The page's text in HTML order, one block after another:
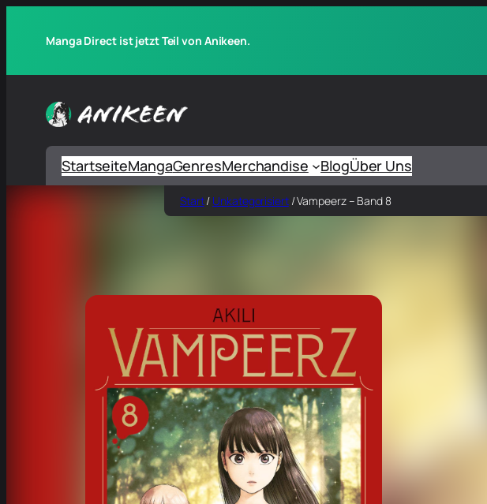
Manga Direct ist jetzt Teil von Anikeen.
StartseiteMangaGenresMerchandise BlogÜber Uns
Start/ Unkategorisiert/ Vampeerz – Band 8